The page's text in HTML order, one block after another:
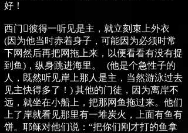
好！
西门 彼得一听见是主，就立刻束上外衣
(因为他当时赤着身子，可能因为必须时常
下网然后再把网拖上来，以便看看有没有捉
到鱼) ，纵身跳进海里。 (他是个急性子的
人，既然听见岸上那人是主，当然游泳过去
见主快得多了！ ) 其他的门徒，因为离岸不
远，就坐在小船上，把那网鱼拖过来。他们
上了岸就看见那里有一堆炭火，上面有鱼有
饼。耶稣对他们说： “把你们刚才打的鱼拿